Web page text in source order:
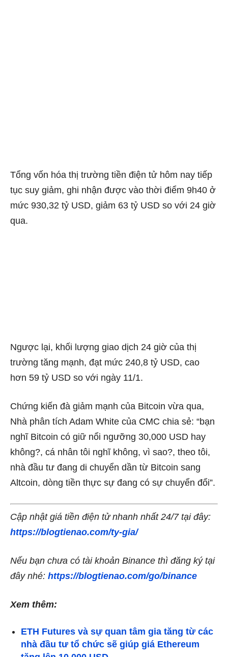
Tổng vốn hóa thị trường tiền điện tử hôm nay tiếp
tục suy giảm, ghi nhận được vào thời điểm 9h40 ở
mức 930,32 tỷ USD, giảm 63 tỷ USD so với 24 giờ
qua.
Ngược lại, khối lượng giao dịch 24 giờ của thị
trường tăng mạnh, đạt mức 240,8 tỷ USD, cao
hơn 59 tỷ USD so với ngày 11/1.
Chứng kiến đà giảm mạnh của Bitcoin vừa qua,
Nhà phân tích Adam White của CMC chia sẻ: “bạn
nghĩ Bitcoin có giữ nổi ngưỡng 30,000 USD hay
không?, cá nhân tôi nghĩ không, vì sao?, theo tôi,
nhà đầu tư đang di chuyển dần từ Bitcoin sang
Altcoin, dòng tiền thực sự đang có sự chuyển đổi”.
Cập nhật giá tiền điện tử nhanh nhất 24/7 tại đây:
https://blogtienao.com/ty-gia/
Nếu bạn chưa có tài khoản Binance thì đăng ký tại
đây nhé: https://blogtienao.com/go/binance
Xem thêm:
ETH Futures và sự quan tâm gia tăng từ các
nhà đầu tư tổ chức sẽ giúp giá Ethereum